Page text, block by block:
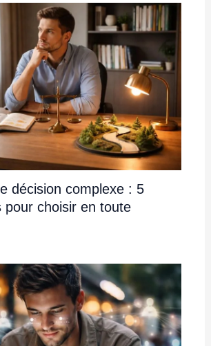
décision complexe : 5
pour choisir en toute